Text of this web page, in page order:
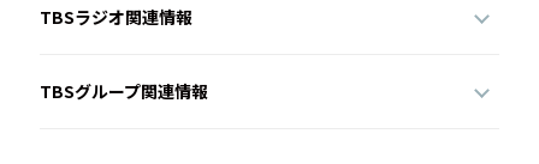
TBSラジオ関連情報
TBSグループ関連情報